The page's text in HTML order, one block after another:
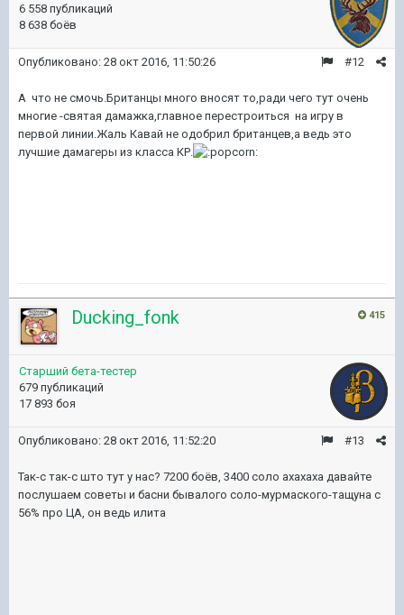
6 558 публикаций
8 638 боёв
#12
Опубликовано: 28 окт 2016, 11:50:26
А что не смочь.Британцы много вносят то,ради чего тут очень
многие -святая дамажка,главное перестроиться на игру в
первой линии.Жаль Кавай не одобрил британцев,а ведь это
лучшие дамагеры из класса КР.
415
Ducking_fonk
Старший бета-тестер
679 публикаций
17 893 боя
#13
Опубликовано: 28 окт 2016, 11:52:20
Так-с так-с што тут у нас? 7200 боёв, 3400 соло ахахаха давайте
послушаем советы и басни бывалого соло-мурмаского-тащуна с
56% про ЦА, он ведь илита